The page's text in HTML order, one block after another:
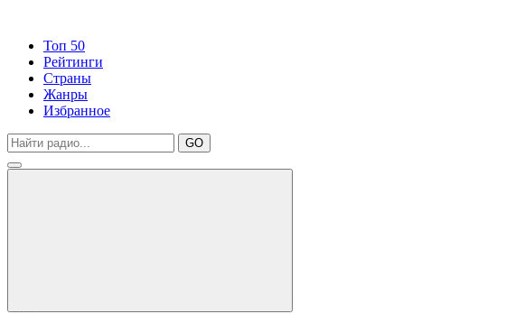
Топ 50
Рейтинги
Страны
Жанры
Избранное
GO